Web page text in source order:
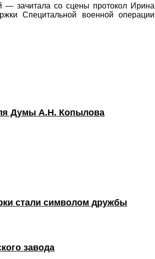
— зачитала со сцены протокол Ирина
Специтальной военной операции
Думы А.Н. Копылова
стали символом дружбы
завода